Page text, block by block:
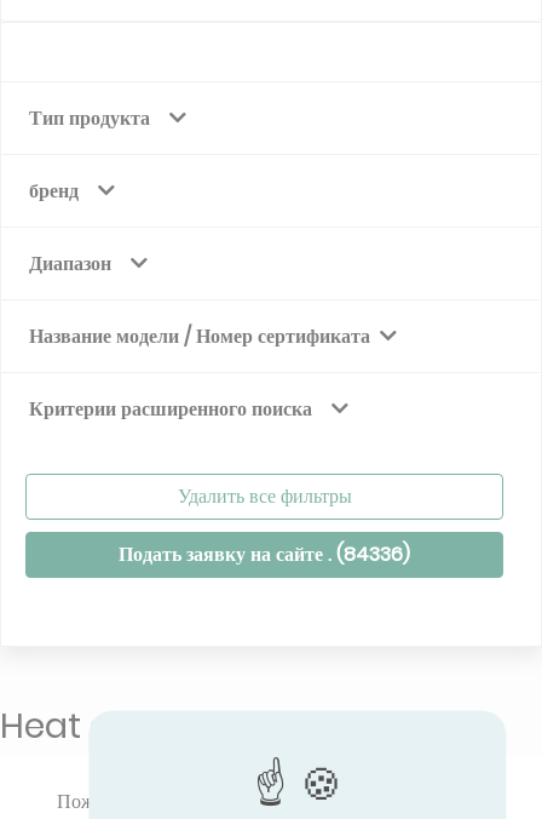
Тип продукта
бренд
Диапазон
Название модели / Номер сертификата
Критерии расширенного поиска
Удалить все фильтры
Подать заявку на сайте . (84336)
Heat exchangers
Пожалуйста, выберите тип продукта для просмотра